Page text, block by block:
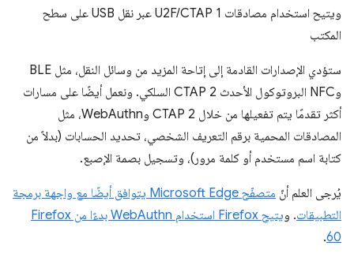
ويتيح استخدام مصادقات U2F/CTAP 1 عبر نقل USB على سطح
المكتب
ستؤدي الإصدارات القادمة إلى إتاحة المزيد من وسائل النقل، مثل BLE
وNFC البروتوكول الأحدث CTAP 2 السلكي. ونعمل أيضًا على مسارات
أكثر تقدمًا يتم تفعيلها من خلال CTAP 2 وWebAuthn، مثل
المصادقات المحمية برقم التعريف الشخصي، تحديد الحسابات (بدلاً من
كتابة اسم مستخدم أو كلمة مرور)، وتسجيل بصمة الإصبع.
يُرجى العلم أنّ
متصفّح Microsoft Edge يتوافق أيضًا مع واجهة برمجة
التطبيقات. و
يتيح Firefox استخدام WebAuthn بدءًا من Firefox
60
.